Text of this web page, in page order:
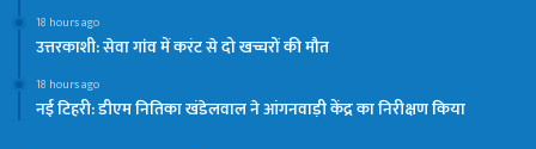
18 hours ago
उत्तरकाशी: सेवा गांव में करंट से दो खच्चरों की मौत
18 hours ago
नई टिहरी: डीएम नितिका खंडेलवाल ने आंगनवाड़ी केंद्र का निरीक्षण किया